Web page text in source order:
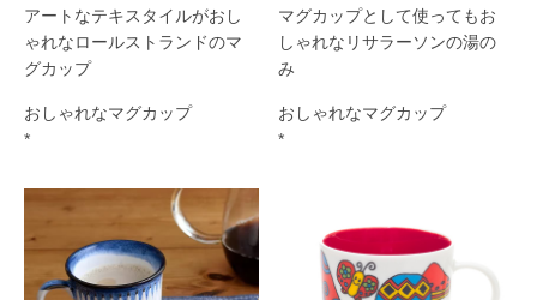
アートなテキスタイルがおし
ゃれなロールストランドのマ
グカップ
おしゃれなマグカップ
*
マグカップとして使ってもお
しゃれなリサラーソンの湯の
み
おしゃれなマグカップ
*